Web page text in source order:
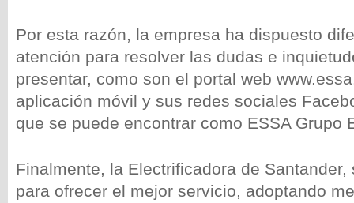
Por esta razón, la empresa ha dispuesto
atención para resolver las dudas e
presentar, como son el portal web
aplicación móvil y sus redes sociales
que se puede encontrar como ESSA Grupo
Finalmente, la Electrificadora de Santander,
para ofrecer el mejor servicio, adoptando